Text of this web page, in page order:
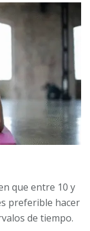
que entre 10 y
preferible hacer
de tiempo.